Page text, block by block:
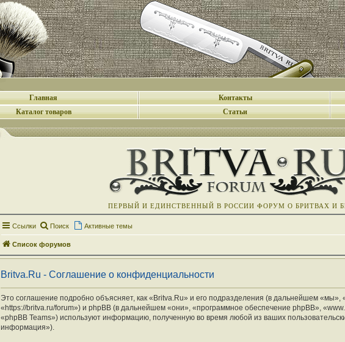
Главная Контакты
Каталог товаров
Статьи
ПЕРВЫЙ И ЕДИНСТВЕННЫЙ В РОССИИ ФОРУМ О БРИТВАХ И
Ссылки Поиск Активные темы
Список форумов
Britva.Ru - Соглашение о конфиденциальности
Это соглашение подробно объясняет, как «Britva.Ru» и его подразделения (в дальнейшем «мы»,
«https://britva.ru/forum») и phpBB (в дальнейшем «они», «программное обеспечение phpBB»,
«phpBB Teams») используют информацию, полученную во время любой из ваших
информация»).